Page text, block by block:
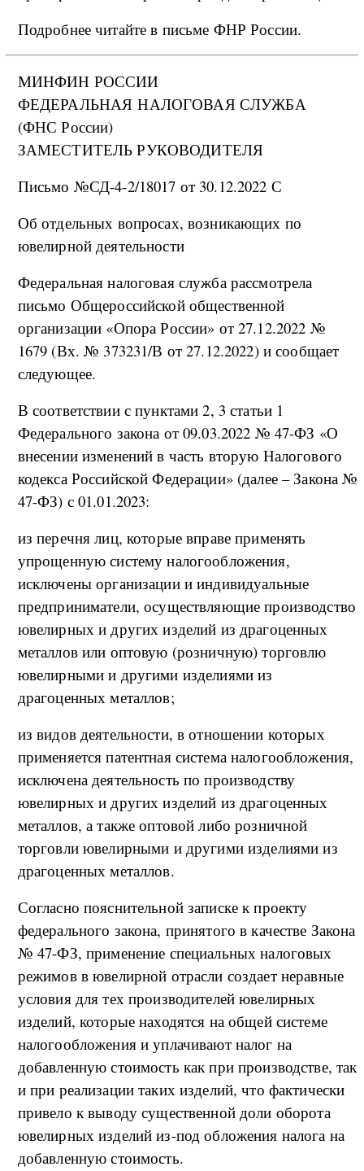
Подробнее читайте в письме ФНР России.
МИНФИН РОССИИ
ФЕДЕРАЛЬНАЯ НАЛОГОВАЯ СЛУЖБА
(ФНС России)
ЗАМЕСТИТЕЛЬ РУКОВОДИТЕЛЯ
Письмо №СД-4-2/18017 от 30.12.2022 С
Об отдельных вопросах, возникающих по
ювелирной деятельности
Федеральная налоговая служба рассмотрела
письмо Общероссийской общественной
организации «Опора России» от 27.12.2022 №
1679 (Вх. № 373231/В от 27.12.2022) и сообщает
следующее.
В соответствии с пунктами 2, 3 статьи 1
Федерального закона от 09.03.2022 № 47-ФЗ «О
внесении изменений в часть вторую Налогового
кодекса Российской Федерации» (далее – Закона №
47-ФЗ) с 01.01.2023:
из перечня лиц, которые вправе применять
упрощенную систему налогообложения,
исключены организации и индивидуальные
предприниматели, осуществляющие производство
ювелирных и других изделий из драгоценных
металлов или оптовую (розничную) торговлю
ювелирными и другими изделиями из
драгоценных металлов;
из видов деятельности, в отношении которых
применяется патентная система налогообложения,
исключена деятельность по производству
ювелирных и других изделий из драгоценных
металлов, а также оптовой либо розничной
торговли ювелирными и другими изделиями из
драгоценных металлов.
Согласно пояснительной записке к проекту
федерального закона, принятого в качестве Закона
№ 47-ФЗ, применение специальных налоговых
режимов в ювелирной отрасли создает неравные
условия для тех производителей ювелирных
изделий, которые находятся на общей системе
налогообложения и уплачивают налог на
добавленную стоимость как при производстве, так
и при реализации таких изделий, что фактически
привело к выводу существенной доли оборота
ювелирных изделий из-под обложения налога на
добавленную стоимость.